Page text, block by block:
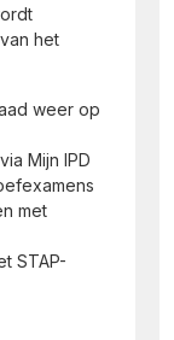
het
weer op
Mijn IPD
met
STAP-